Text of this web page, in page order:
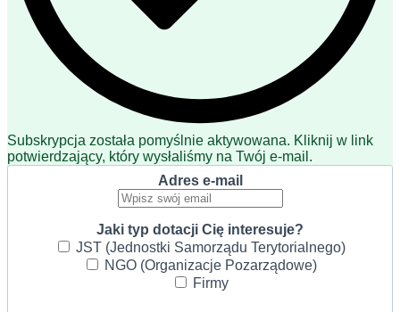
Subskrypcja została pomyślnie aktywowana. Kliknij w link
potwierdzający, który wysłaliśmy na Twój e-mail.
Adres e-mail
Jaki typ dotacji Cię interesuje?
JST (Jednostki Samorządu Terytorialnego)
NGO (Organizacje Pozarządowe)
Firmy